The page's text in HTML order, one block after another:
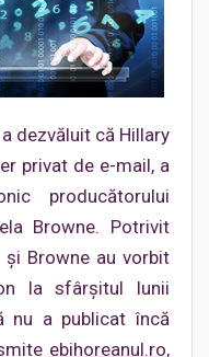
dezvăluit că Hillary
privat de e-mail, a
producătorului
Browne. Potrivit
şi Browne au vorbit
la sfârşitul lunii
nu a publicat încă
ebihoreanul.ro,